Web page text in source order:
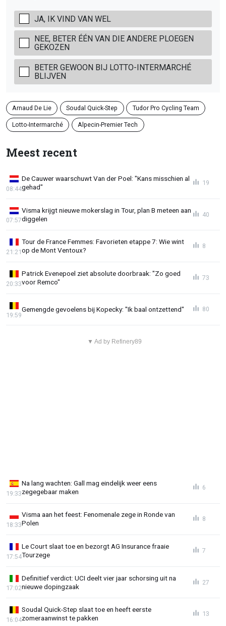
JA, IK VIND VAN WEL
NEE, BETER ÉÉN VAN DIE ANDERE PLOEGEN
GEKOZEN
BETER GEWOON BIJ LOTTO-INTERMARCHÉ
BLIJVEN
Arnaud De Lie Soudal Quick-Step Tudor Pro Cycling Team
Lotto-Intermarché Alpecin-Premier Tech
Meest recent
De Cauwer waarschuwt Van der Poel: "Kans misschien al
gehad"
08:44
19
Visma krijgt nieuwe mokerslag in Tour, plan B meteen aan
diggelen
07:57
40
Tour de France Femmes: Favorieten etappe 7: Wie wint
op de Mont Ventoux?
21:21
8
Patrick Evenepoel ziet absolute doorbraak: "Zo goed
voor Remco"
20:33
73
Gemengde gevoelens bij Kopecky: "Ik baal ontzettend"
19:59
80
▼ Ad by Refinery89
Na lang wachten: Gall mag eindelijk weer eens
zegegebaar maken
19:33
6
Visma aan het feest: Fenomenale zege in Ronde van
Polen
18:33
8
Le Court slaat toe en bezorgt AG Insurance fraaie
Tourzege
17:54
7
Definitief verdict: UCI deelt vier jaar schorsing uit na
nieuwe dopingzaak
17:02
27
Soudal Quick-Step slaat toe en heeft eerste
zomeraanwinst te pakken
16:04
13